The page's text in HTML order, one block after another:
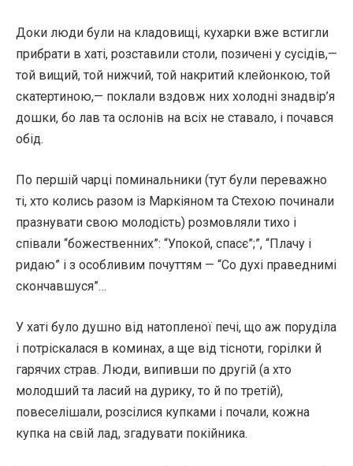
Доки люди були на кладовищі, кухарки вже встигли
прибрати в хаті, розставили столи, позичені у сусідів,—
той вищий, той нижчий, той накритий клейонкою, той
скатертиною,— поклали вздовж них холодні знадвір’я
дошки, бо лав та ослонів на всіх не ставало, і почався
обід.
По першій чарці поминальники (тут були переважно
ті, хто колись разом із Маркіяном та Стехою починали
празнувати свою молодість) розмовляли тихо і
співали “божественних”: “Упокой, спасє”;”, “Плачу і
ридаю” і з особливим почуттям — “Со духі праведнимі
скончавшуся”…
У хаті було душно від натопленої печі, що аж поруділа
і потріскалася в коминах, а ще від тісноти, горілки й
гарячих страв. Люди, випивши по другій (а хто
молодший та ласий на дурику, то й по третій),
повеселішали, розсілися купками і почали, кожна
купка на свій лад, згадувати покійника.